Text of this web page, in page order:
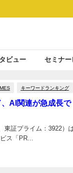
ビュー セミナー
キーワードランキング
AI関連が急成長で
東証プライム：3922）
ス「PR...